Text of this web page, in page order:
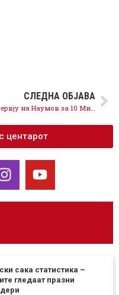
СЛЕДНА ОБЈАВА
Интервју на Наумов за 10 Минути на Телевизија 21
центарот
сака статистика –
гледаат празни